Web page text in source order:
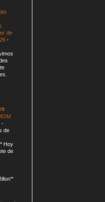
de
-
-
de
Hoy
de